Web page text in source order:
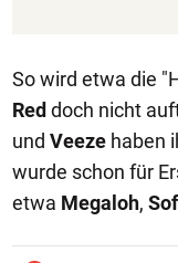
So wird etwa die
Red doch nicht
und Veeze haben
wurde schon für
etwa Megaloh,